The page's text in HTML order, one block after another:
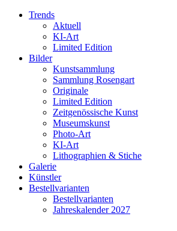
Trends
Aktuell
KI-Art
Limited Edition
Bilder
Kunstsammlung
Sammlung Rosengart
Originale
Limited Edition
Zeitgenössische Kunst
Museumskunst
Photo-Art
KI-Art
Lithographien & Stiche
Galerie
Künstler
Bestellvarianten
Bestellvarianten
Jahreskalender 2027